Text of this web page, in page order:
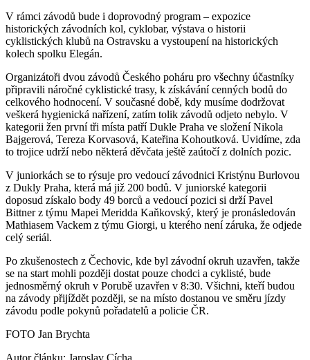
V rámci závodů bude i doprovodný program – expozice
historických závodních kol, cyklobar, výstava o historii
cyklistických klubů na Ostravsku a vystoupení na historických
kolech spolku Elegán.
Organizátoři dvou závodů Českého poháru pro všechny účastníky
připravili náročné cyklistické trasy, k získávání cenných bodů do
celkového hodnocení. V současné době, kdy musíme dodržovat
veškerá hygienická nařízení, zatím tolik závodů odjeto nebylo. V
kategorii žen první tři místa patří Dukle Praha ve složení Nikola
Bajgerová, Tereza Korvasová, Kateřina Kohoutková. Uvidíme, zda
to trojice udrží nebo některá děvčata ještě zaútočí z dolních pozic.
V juniorkách se to rýsuje pro vedoucí závodnici Kristýnu Burlovou
z Dukly Praha, která má již 200 bodů. V juniorské kategorii
doposud získalo body 49 borců a vedoucí pozici si drží Pavel
Bittner z týmu Mapei Meridda Kaňkovský, který je pronásledován
Mathiasem Vackem z týmu Giorgi, u kterého není záruka, že odjede
celý seriál.
Po zkušenostech z Čechovic, kde byl závodní okruh uzavřen, takže
se na start mohli později dostat pouze chodci a cyklisté, bude
jednosměrný okruh v Porubě uzavřen v 8:30. Všichni, kteří budou
na závody přijíždět později, se na místo dostanou ve směru jízdy
závodu podle pokynů pořadatelů a policie ČR.
FOTO Jan Brychta